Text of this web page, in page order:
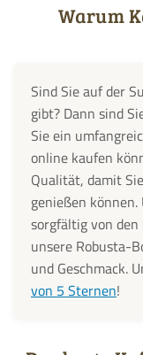
Warum
Sind Sie auf der
gibt? Dann sind
Sie ein
online kaufen
Qualität, damit
genießen
sorgfältig von
unsere Robusta-
und Geschmack.
von 5 Sternen!